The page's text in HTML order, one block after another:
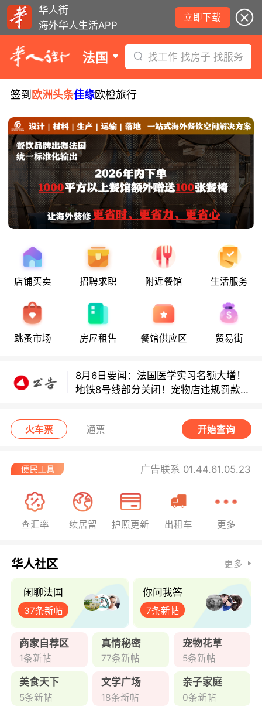
华人街
海外华人生活APP
立即下载
法国 找工作 找房子 找服务
签到 欧洲头条佳缘欧橙旅行
店铺买卖 招聘求职 附近餐馆 生活服务
跳蚤市场 房屋租售 餐馆供应区 贸易街
8月6日要闻：法国医学实习名额大增！
炉！
巴黎地铁音乐家海选启动！
8月6日要闻：法国医学实习名额大增！
地铁8号线部分关闭！宠物店违规罚款出
炉！
巴黎地铁音乐家海选启动！
火车票 通票 开始查询
广告联系 01.44.61.05.23
查汇率 续居留 护照更新 出租车 更多
华人社区 更多
闲聊法国
37条新帖
你问我答
7条新帖
商家自荐区
1条新帖
真情秘密
77条新帖
宠物花草
5条新帖
美食天下
5条新帖
文学广场
18条新帖
亲子家庭
0条新帖